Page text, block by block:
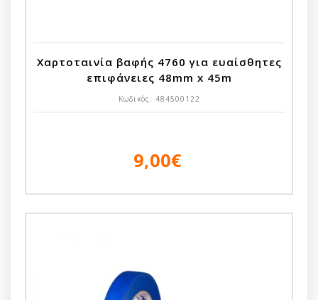
Χαρτοταινία βαφής 4760 για ευαίσθητες
επιφάνειες 48mm x 45m
Κωδικός: 484500122
9,00€